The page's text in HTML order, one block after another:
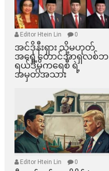
Editor Htein Lin 0
အင်ဒိုနီးရှား သို့မဟုတ်
အရှေ့တောင်အာရှလစ်ဘ
ရယ်ဒီမိုကရေစီ ရဲ့
အမှတ်အသား
Editor Htein Lin 0